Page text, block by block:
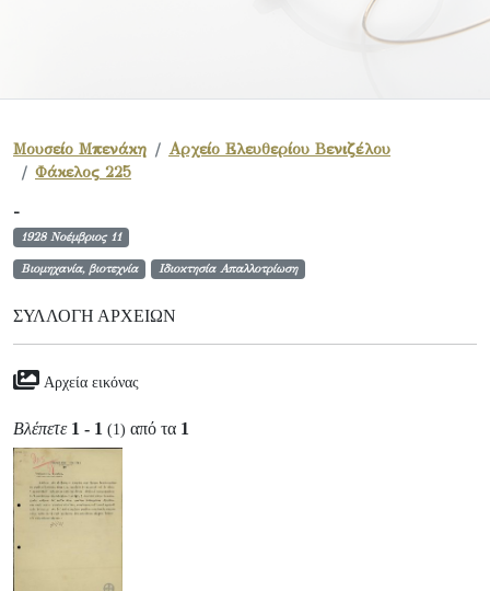
Μουσείο Μπενάκη
Αρχείο Ελευθερίου Βενιζέλου
Φάκελος 225
-
1928 Νοέμβριος 11
Βιομηχανία, βιοτεχνία Ιδιοκτησία Απαλλοτρίωση
ΣΥΛΛΟΓΉ ΑΡΧΕΊΩΝ
Αρχεία εικόνας
Βλέπετε 1 - 1 (1) από τα 1